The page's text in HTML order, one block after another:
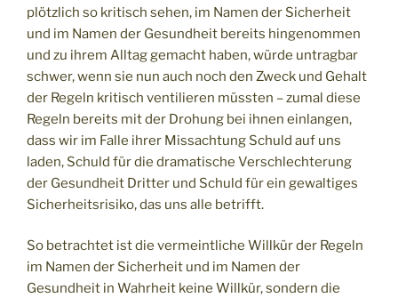
plötzlich so kritisch sehen, im Namen der Sicherheit
und im Namen der Gesundheit bereits hingenommen
und zu ihrem Alltag gemacht haben, würde untragbar
schwer, wenn sie nun auch noch den Zweck und Gehalt
der Regeln kritisch ventilieren müssten – zumal diese
Regeln bereits mit der Drohung bei ihnen einlangen,
dass wir im Falle ihrer Missachtung Schuld auf uns
laden, Schuld für die dramatische Verschlechterung
der Gesundheit Dritter und Schuld für ein gewaltiges
Sicherheitsrisiko, das uns alle betrifft.
So betrachtet ist die vermeintliche Willkür der Regeln
im Namen der Sicherheit und im Namen der
Gesundheit in Wahrheit keine Willkür, sondern die